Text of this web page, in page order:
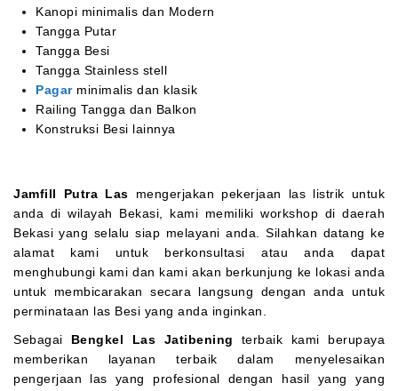
Kanopi minimalis dan Modern
Tangga Putar
Tangga Besi
Tangga Stainless stell
Pagarminimalis dan klasik
Railing Tangga dan Balkon
Konstruksi Besi lainnya
Jamfill Putra Las mengerjakan pekerjaan las listrik untuk
anda di wilayah Bekasi, kami memiliki workshop di daerah
Bekasi yang selalu siap melayani anda. Silahkan datang ke
alamat kami untuk berkonsultasi atau anda dapat
menghubungi kami dan kami akan berkunjung ke lokasi anda
untuk membicarakan secara langsung dengan anda untuk
perminataan las Besi yang anda inginkan.
Sebagai Bengkel Las Jatibening terbaik kami berupaya
memberikan layanan terbaik dalam menyelesaikan
pengerjaan las yang profesional dengan hasil yang yang